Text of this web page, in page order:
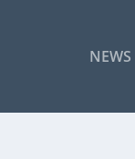
NEWS